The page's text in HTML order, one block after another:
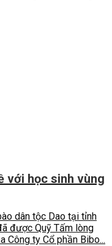
với học sinh vùng
dân tộc Dao tại tỉnh
được Quỹ Tấm lòng
Công ty Cổ phần Bibo...